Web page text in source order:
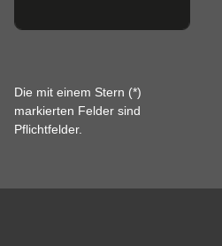
Die mit einem Stern (*)
markierten Felder sind
Pflichtfelder.